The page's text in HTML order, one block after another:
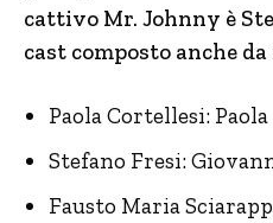
cattivo Mr. Johnny è
cast composto anche
Paola Cortellesi:
Stefano Fresi:
Fausto Maria